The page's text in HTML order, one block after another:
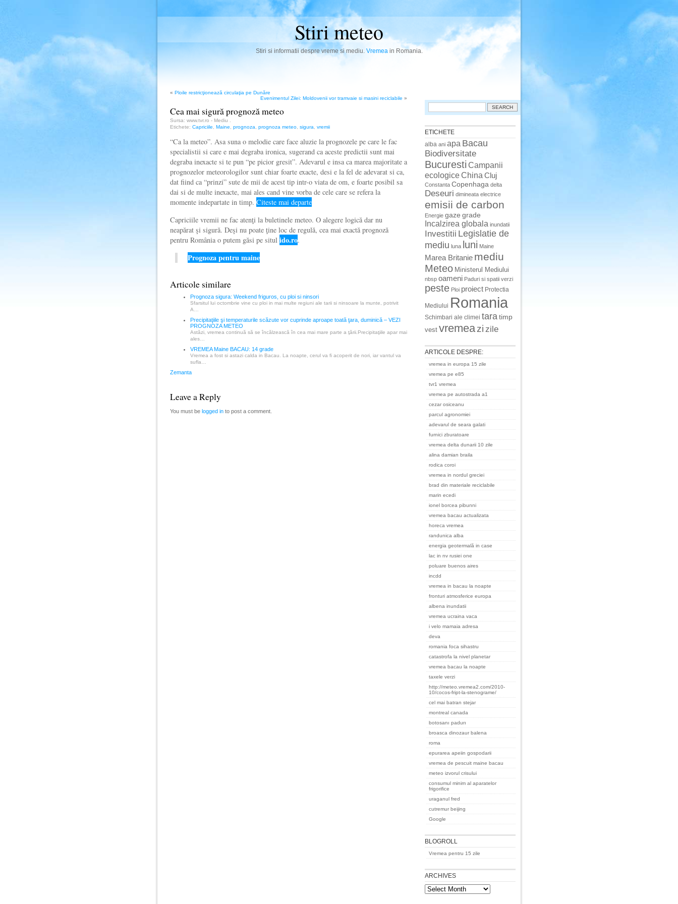
Stiri meteo
Stiri si informatii despre vreme si mediu. Vremeain Romania.
« Ploile restricţionează circulaţia pe Dunăre
Evenimentul Zilei: Moldovenii vor tramvaie si masini reciclabile »
Cea mai sigură prognoză meteo
Sursa: www.tvr.ro - Mediu
Etichete: Capriciile Maine prognoza prognoza meteo sigura vremii
“Ca la meteo”. Asa suna o melodie care face aluzie la prognozele pe care le fac
specialistii si care e mai degraba ironica, sugerand ca aceste predictii sunt mai
degraba inexacte si te pun “pe picior gresit”. Adevarul e insa ca marea majoritate a
prognozelor meteorologilor sunt chiar foarte exacte, desi e la fel de adevarat si ca,
dat fiind ca “prinzi” sute de mii de acest tip intr-o viata de om, e foarte posibil sa
dai si de multe inexacte, mai ales cand vine vorba de cele care se refera la
momente indepartate in timp. Citeste mai departe
Capriciile vremii ne fac atenţi la buletinele meteo. O alegere logică dar nu
neapărat şi sigură. Deşi nu poate ţine loc de regulă, cea mai exactă prognoză
pentru România o putem găsi pe situl ido.ro.
Prognoza pentru maine
Articole similare
Prognoza sigura: Weekend friguros, cu ploi si ninsori
Sfarsitul lui octombrie vine cu ploi in mai multe regiuni ale tarii si ninsoare la munte, potrivit
A…
Precipitaţiile şi temperaturile scăzute vor cuprinde aproape toată ţara, duminică – VEZI
PROGNOZA METEO
Astăzi, vremea continuă să se încălzească în cea mai mare parte a ţării.Precipitaţiile apar mai
ales…
VREMEA Maine BACAU: 14 grade
Vremea a fost si astazi calda in Bacau. La noapte, cerul va fi acoperit de nori, iar vantul va
sufla…
Zemanta
Leave a Reply
You must be logged in to post a comment.
Search
ETICHETE
alba ani apa Bacau
Biodiversitate
Bucuresti Campanii
ecologiceChina Cluj
Constanta Copenhaga delta
Deseuri dimineata electrice
emisii de carbon
Energie gaze grade
Incalzirea globala inundatii
Investitii Legislatie de
mediu luna luni Maine
Marea Britanie mediu
Meteo Ministerul Mediului
nbsp oameni Paduri si spatii verzi
peste Ploi proiect Protectia
Mediului Romania
Schimbari ale climei taratimp
vest vremeazi zile
ARTICOLE DESPRE:
vremea in europa 15 zile
vremea pe e85
tvr1 vremea
vremea pe autostrada a1
cezar osiceanu
parcul agronomiei
adevarul de seara galati
furnici zburatoare
vremea delta dunarii 10 zile
alina damian braila
rodica coroi
vremea in nordul greciei
brad din materiale reciclabile
marin ecedi
ionel borcea pibunni
vremea bacau actualizata
horeca vremea
randunica alba
energia geotermală in case
lac in nv rusiei one
poluare buenos aires
incdd
vremea in bacau la noapte
fronturi atmosferice europa
albena inundatii
vremea ucraina vaca
i velo mamaia adresa
deva
romania foca sihastru
catastrofa la nivel planetar
vremea bacau la noapte
taxele verzi
http://meteo.vremea2.com/2010-
10/cocos-fript-la-stenograme/
cel mai batran stejar
montreal canada
botosanı padurı
broasca dinozaur balena
roma
epurarea apeiin gospodarii
vremea de pescuit maine bacau
meteo izvorul crisului
consumul minim al aparatelor
frigorifice
uraganul fred
cutremur beijing
Google
BLOGROLL
Vremea pentru 15 zile
ARCHIVES
Archives